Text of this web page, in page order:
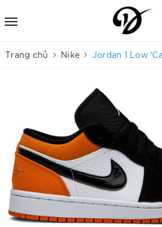
Trang chủ Nike Jordan 1 Low